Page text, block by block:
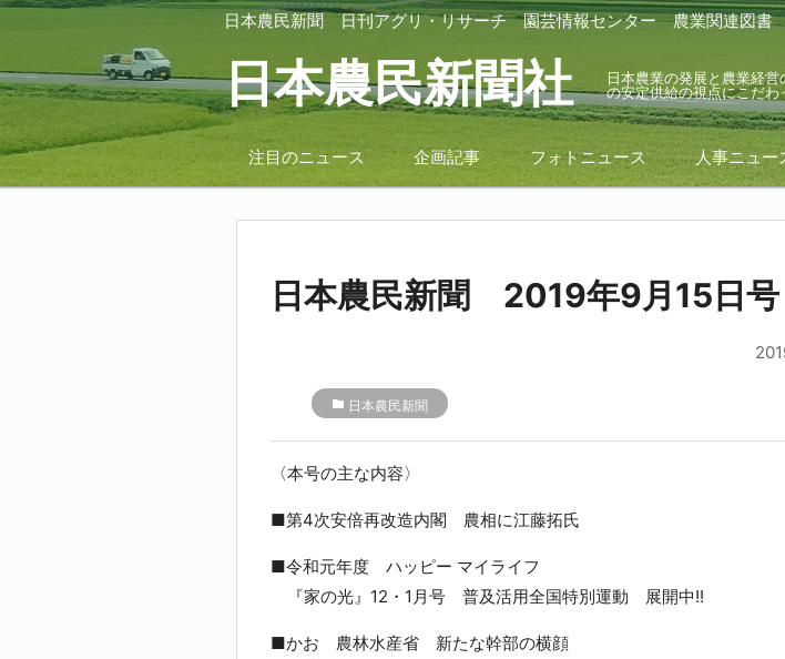
日本農民新聞 日刊アグリ・リサーチ 園芸情報センター 農業関連図書
日本農民新聞社
日本農業の発展と農業経
の安定供給の視点にこだわ
注目のニュース 企画記事 フォトニュース 人事ニュー
日本農民新聞 2019年9月15日号
folder 日本農民新聞
〈本号の主な内容〉
■第4次安倍再改造内閣 農相に江藤拓氏
■令和元年度 ハッピー マイライフ
『家の光』12・1月号 普及活用全国特別運動 展開中!!
■かお 農林水産省 新たな幹部の横顔